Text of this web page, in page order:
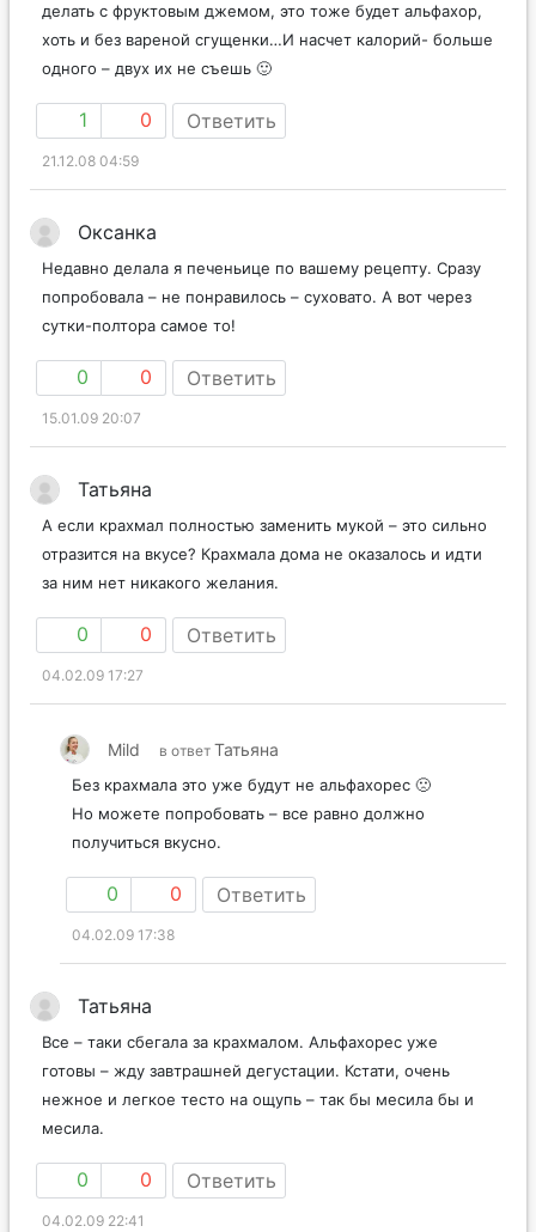
делать с фруктовым джемом, это тоже будет альфахор,
хоть и без вареной сгущенки…И насчет калорий- больше
одного – двух их не съешь 🙂
1 0 Ответить
21.12.08 04:59
Оксанка
Недавно делала я печеньице по вашему рецепту. Сразу
попробовала – не понравилось – суховато. А вот через
сутки-полтора самое то!
0 0 Ответить
15.01.09 20:07
Татьяна
А если крахмал полностью заменить мукой – это сильно
отразится на вкусе? Крахмала дома не оказалось и идти
за ним нет никакого желания.
0 0 Ответить
04.02.09 17:27
Mild в ответ Татьяна
Без крахмала это уже будут не альфахорес 🙁
Но можете попробовать – все равно должно
получиться вкусно.
0 0 Ответить
04.02.09 17:38
Татьяна
Все – таки сбегала за крахмалом. Альфахорес уже
готовы – жду завтрашней дегустации. Кстати, очень
нежное и легкое тесто на ощупь – так бы месила бы и
месила.
0 0 Ответить
04.02.09 22:41